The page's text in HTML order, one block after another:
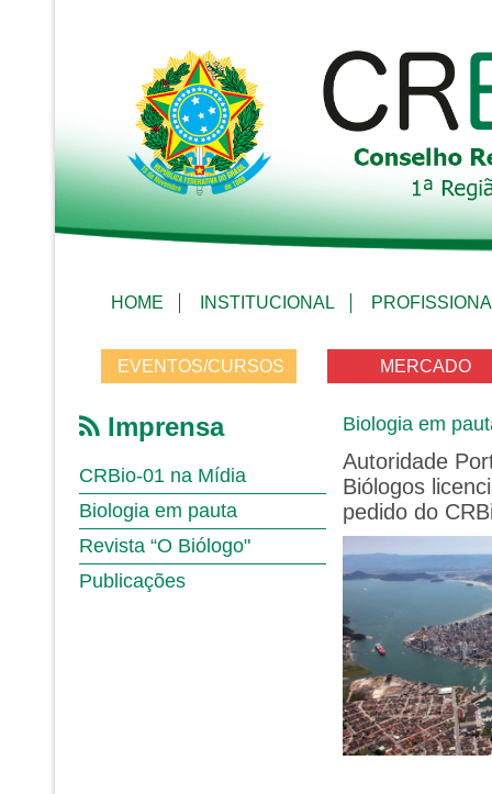
HOME INSTITUCIONAL
EVENTOS/CURSOS MERCADO
Imprensa
CRBio-01 na Mídia
Biologia em pauta
Revista “O Biólogo"
Publicações
Biologia em
Autoridade
Biólogos
pedido do